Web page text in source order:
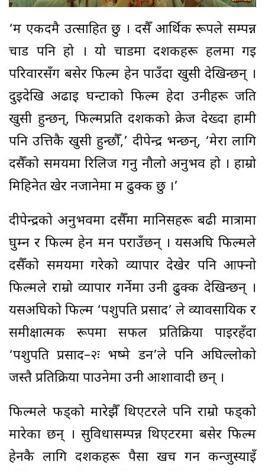
‘म एकदमै उत्साहित छु । दसैँ आर्थिक रूपले सम्पन्न
चाड पनि हो । यो चाडमा दर्शकहरू हलमा गई
परिवारसँग बसेर फिल्म हेर्न पाउँदा खुसी देखिन्छन् ।
दुईदेखि अढाई घन्टाको फिल्म हेर्दा उनीहरू जति
खुसी हुन्छन्, फिल्मप्रति दर्शकको क्रेज देख्दा हामी
पनि उत्तिकै खुसी हुन्छौँ,’ दीपेन्द्र भन्छन्, ‘मेरा लागि
दसैँको समयमा रिलिज गर्नु नौलो अनुभव हो । हाम्रो
मिहिनेत खेर नजानेमा म ढुक्क छु ।’
दीपेन्द्रको अनुभवमा दसैँमा मानिसहरू बढी मात्रामा
घुम्न र फिल्म हेर्न मन पराउँछन् । यसअघि फिल्मले
दसैँको समयमा गरेको व्यापार देखेर पनि आफ्नो
फिल्मले राम्रो व्यापार गर्नेमा उनी ढुक्क देखिन्छन् ।
यसअघिको फिल्म ‘पशुपति प्रसाद’ ले व्यावसायिक र
समीक्षात्मक रूपमा सफल प्रतिक्रिया पाइरहँदा
‘पशुपति प्रसाद–२ः भष्मे डन’ले पनि अघिल्लोको
जस्तै प्रतिक्रिया पाउनेमा उनी आशावादी छन् ।
फिल्मले फड्को मारेझैँ थिएटरले पनि राम्रो फड्को
मारेका छन् । सुविधासम्पन्न थिएटरमा बसेर फिल्म
हेर्नकै लागि दर्शकहरू पैसा खर्च गर्न कन्जुस्याइँ